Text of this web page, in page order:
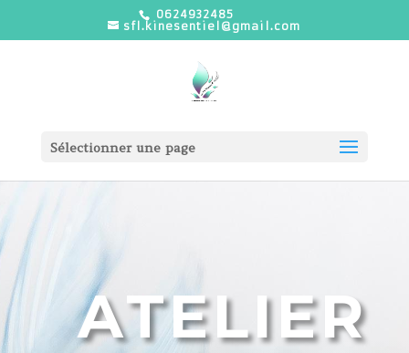
0624932485
sfl.kinesentiel@gmail.com
Sélectionner une page
ATELIER